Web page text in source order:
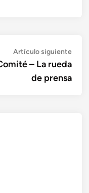
Artículo siguiente
– La rueda
de prensa